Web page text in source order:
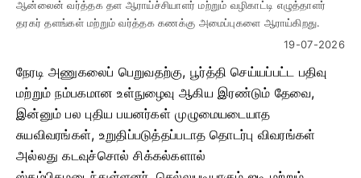
ஆன்லைன் வர்த்தக தள ஆராய்ச்சியாளர் மற்றும் வழிகாட்டி எழுத்தாளர்
தரகர் தளங்கள் மற்றும் வர்த்தக கணக்கு அமைப்புகளை ஆராய்கிறது.
19-07-2026
நேரடி அணுகலைப் பெறுவதற்கு, பூர்த்தி செய்யப்பட்ட பதிவு
மற்றும் நம்பகமான உள்நுழைவு ஆகிய இரண்டும் தேவை,
இன்னும் பல புதிய பயனர்கள் முழுமையடையாத
சுயவிவரங்கள், உறுதிப்படுத்தப்படாத தொடர்பு விவரங்கள்
அல்லது கடவுச்சொல் சிக்கல்களால்